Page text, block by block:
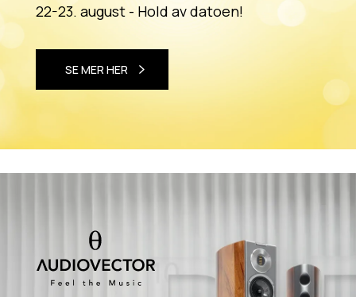
22-23. august - Hold av datoen!
SE MER HER